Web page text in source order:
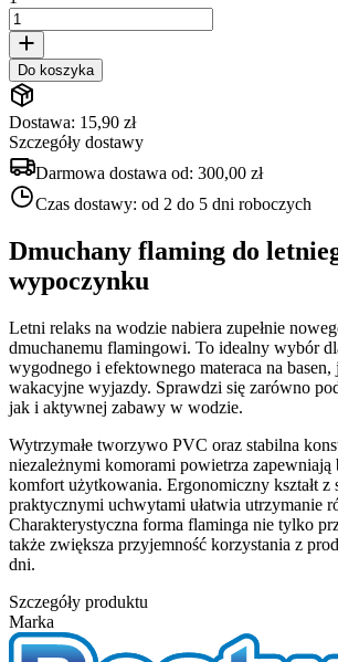
Do koszyka
Dostawa: 15,90 zł
Szczegóły dostawy
Darmowa dostawa od: 300,00 zł
Czas dostawy: od 2 do 5 dni roboczych
Dmuchany flaming do
wypoczynku
Letni relaks na wodzie nabiera zupełnie
dmuchanemu flamingowi. To idealny wybór
wygodnego i efektownego materaca na
wakacyjne wyjazdy. Sprawdzi się zarówno
jak i aktywnej zabawy w wodzie.
Wytrzymałe tworzywo PVC oraz stabilna
niezależnymi komorami powietrza zapewniają
komfort użytkowania. Ergonomiczny kształt z
praktycznymi uchwytami ułatwia utrzymanie
Charakterystyczna forma flaminga nie tylko
także zwiększa przyjemność korzystania z
dni.
Szczegóły produktu
Marka